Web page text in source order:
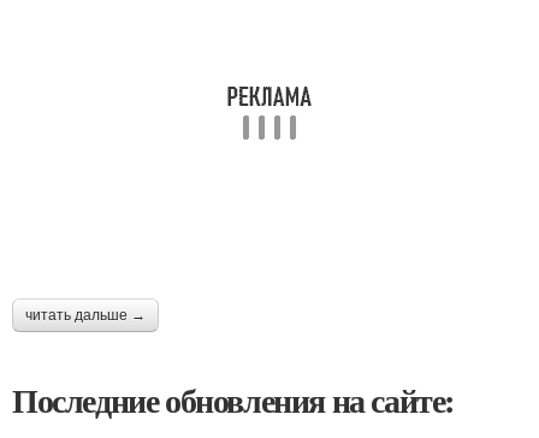
читать дальше →
Последние обновления на сайте: